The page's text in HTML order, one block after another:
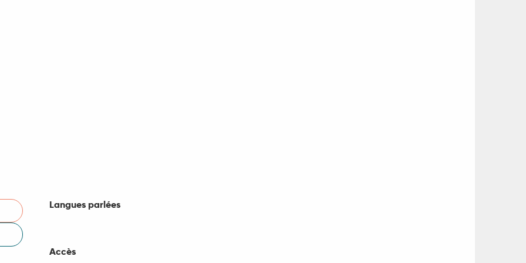
Langues parlées
Langues parlées
Accès
Accès